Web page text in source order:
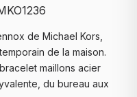
de Michael Kors,
de la maison.
maillons acier
du bureau aux